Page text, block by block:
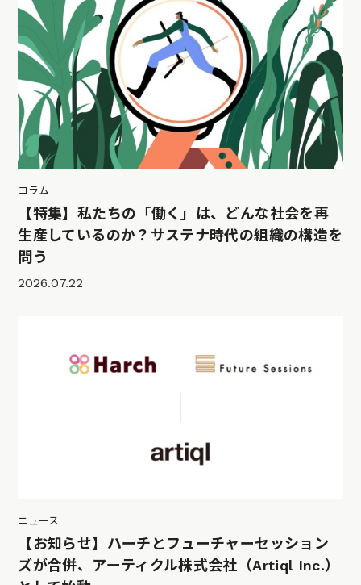
コラム
【特集】私たちの「働く」は、どんな社会を再
生産しているのか？サステナ時代の組織の構造を
問う
2026.07.22
ニュース
【お知らせ】ハーチとフューチャーセッション
ズが合併、アーティクル株式会社（Artiql Inc.）